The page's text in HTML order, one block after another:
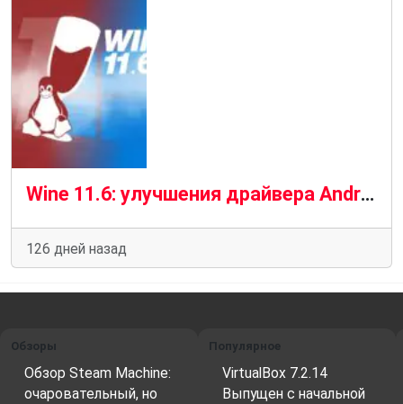
Wine 11.6: улучшения драйвера Android, поддержка модов и исправления игр
126 дней назад
Обзоры
Обзор Steam Machine:
очаровательный, но
Популярное
VirtualBox 7.2.14
Выпущен с начальной